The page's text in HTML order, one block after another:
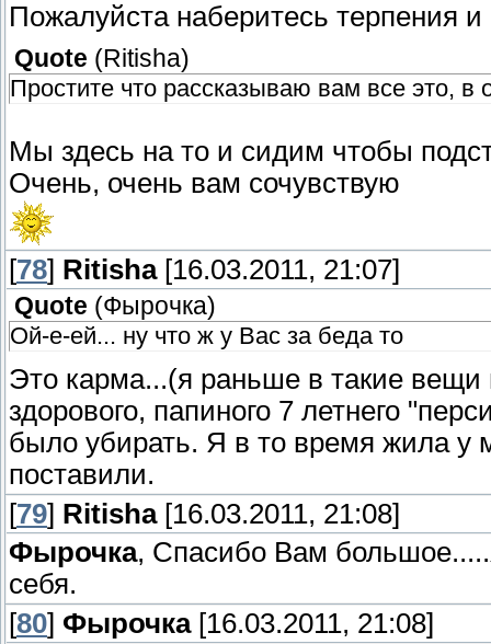
Пожалуйста наберитесь терпения
Quote (Ritisha)
Простите что рассказываю вам все это,
Мы здесь на то и сидим чтобы
Очень, очень вам сочувствую
[78] Ritisha[16.03.2011, 21:07]
Quote (Фырочка)
Ой-е-ей... ну что ж у Вас за беда то
Это карма...(я раньше в такие вещи
здорового, папиного 7 летнего
было убирать. Я в то время жила у
поставили.
[79] Ritisha[16.03.2011, 21:08]
Фырочка, Спасибо Вам
себя.
[80] Фырочка[16.03.2011, 21:08]